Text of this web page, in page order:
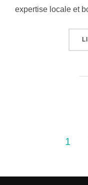
expertise locale et
Pagination
1